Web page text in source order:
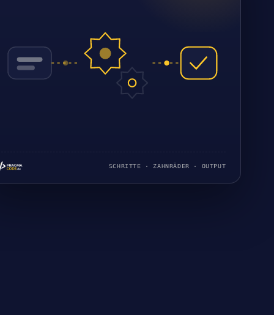
SCHRITTE · ZAHNRÄDER · OUTPUT